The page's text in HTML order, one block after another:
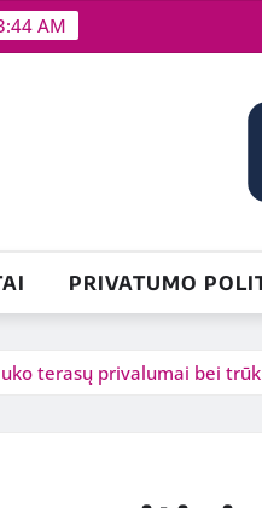
AM
PRIVATUMO
terasų privalumai bei